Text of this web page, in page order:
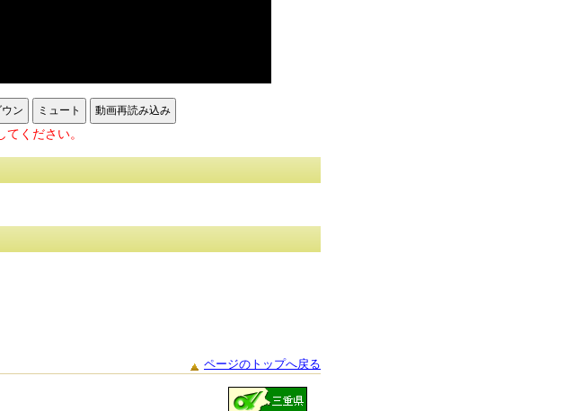
ン ミュート 動画再読み込み
ください。
ページのトップへ戻る